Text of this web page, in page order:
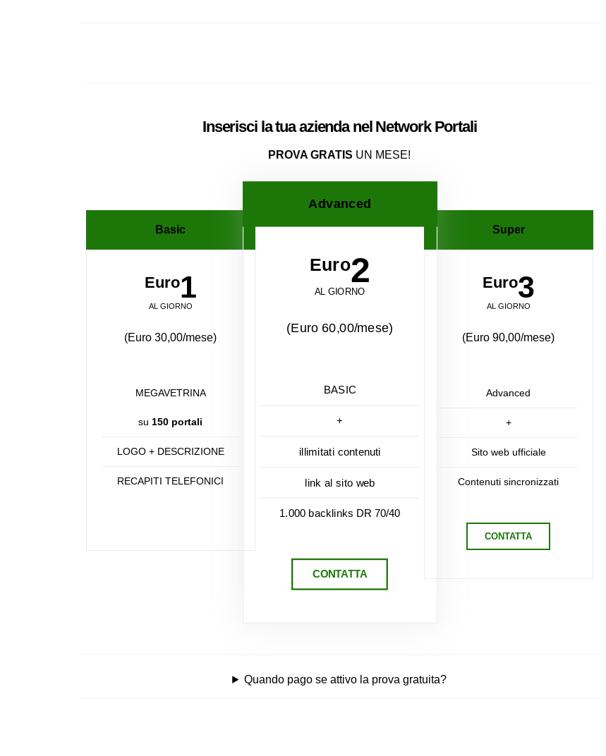
Inserisci la tua azienda nel NetworkPortali
PROVA GRATIS UN MESE!
Basic
Euro1
AL GIORNO
(Euro 30,00/mese)
MEGAVETRINA
su 150 portali
LOGO + DESCRIZIONE
RECAPITI TELEFONICI
Advanced
Euro2
AL GIORNO
(Euro 60,00/mese)
BASIC
+
illimitati contenuti
link al sito web
1.000 backlinks DR 70/40
CONTATTA
Super
Euro3
AL GIORNO
(Euro 90,00/mese)
Advanced
+
Sito web ufficiale
Contenuti sincronizzati
CONTATTA
Quando pago se attivo la prova gratuita?